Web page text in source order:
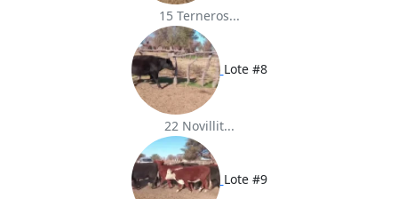
15 Terneros...
Lote #8
22 Novillit...
Lote #9